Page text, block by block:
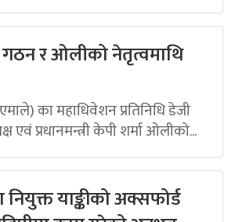
र ओलीको नेतृत्वमाथि
का महाधिवेशन प्रतिनिधि डेजी
एवं प्रधानमन्त्री केपी शर्मा ओलीको...
नियुक्त याङ्कीको अक्सफोर्ड